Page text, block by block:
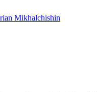
Mikhalchishin